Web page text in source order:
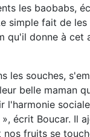
les baobabs,
fait de les
qu'il donne à cet
les souches,
belle maman
l'harmonie
écrit Boucar. Il
fruits se